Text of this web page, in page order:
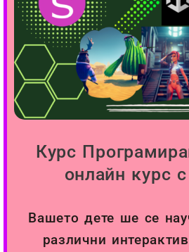
Курс
онлайн курс
Вашето дете ше се
различни